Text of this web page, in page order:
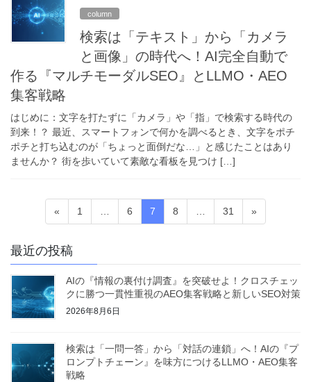
column
検索は「テキスト」から「カメラ
と画像」の時代へ！AI完全自動で
作る『マルチモーダルSEO』とLLMO・AEO
集客戦略
はじめに：文字を打たずに「カメラ」や「指」で検索する時代の
到来！？ 最近、スマートフォンで何かを調べるとき、文字をポチ
ポチと打ち込むのが「ちょっと面倒だな…」と感じたことはあり
ませんか？ 街を歩いていて素敵な看板を見つけ […]
の
ペ
ー
ジ
り
«
固
定
1
固
定
ジ
6
固
定
ジ
7
固
定
8
固
定
ジ
31 »
最近の投稿
AIの『情報の裏付け調査』を突破せよ！クロスチェッ
クに勝つ一貫性重視のAEO集客戦略と新しいSEO対策
2026年8月6日
検索は「一問一答」から「対話の連鎖」へ！AIの『プ
ロンプトチェーン』を味方につけるLLMO・AEO集客
戦略